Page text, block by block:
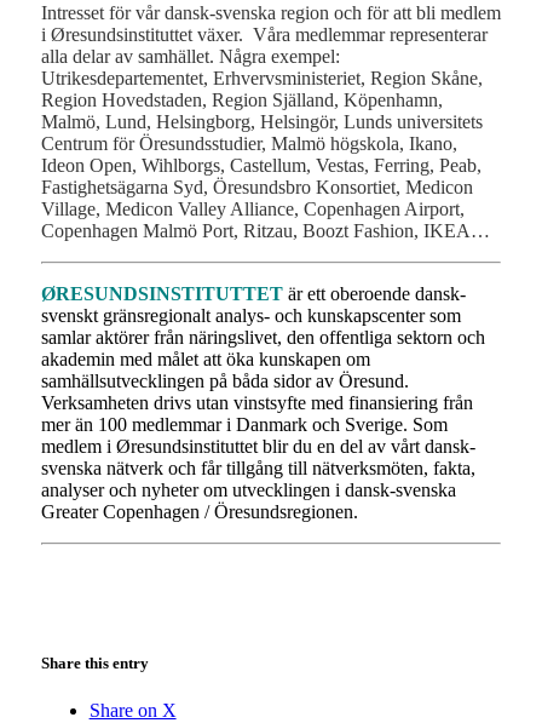
Intresset för vår dansk-svenska region och för att bli medlem
i Øresundsinstituttet växer. Våra medlemmar representerar
alla delar av samhället. Några exempel:
Utrikesdepartementet, Erhvervsministeriet, Region Skåne,
Region Hovedstaden, Region Själland, Köpenhamn,
Malmö, Lund, Helsingborg, Helsingör, Lunds universitets
Centrum för Öresundsstudier, Malmö högskola, Ikano,
Ideon Open, Wihlborgs, Castellum, Vestas, Ferring, Peab,
Fastighetsägarna Syd, Öresundsbro Konsortiet, Medicon
Village, Medicon Valley Alliance, Copenhagen Airport,
Copenhagen Malmö Port, Ritzau, Boozt Fashion, IKEA…
ØRESUNDSINSTITUTTET är ett oberoende dansk-
svenskt gränsregionalt analys- och kunskapscenter som
samlar aktörer från näringslivet, den offentliga sektorn och
akademin med målet att öka kunskapen om
samhällsutvecklingen på båda sidor av Öresund.
Verksamheten drivs utan vinstsyfte med finansiering från
mer än 100 medlemmar i Danmark och Sverige. Som
medlem i Øresundsinstituttet blir du en del av vårt dansk-
svenska nätverk och får tillgång till nätverksmöten, fakta,
analyser och nyheter om utvecklingen i dansk-svenska
Greater Copenhagen / Öresundsregionen.
Share this entry
Share on X